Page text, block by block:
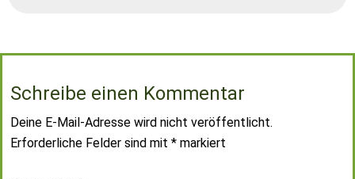
Schreibe einen Kommentar
Deine E-Mail-Adresse wird nicht veröffentlicht.
Erforderliche Felder sind mit * markiert